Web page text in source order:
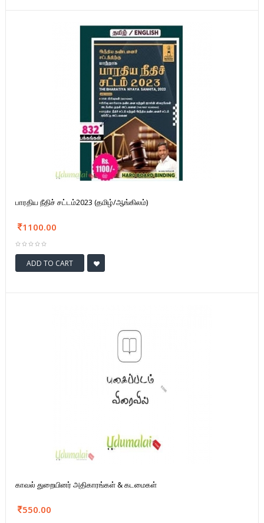
பாரதிய நீதிச் சட்டம்2023 (தமிழ்/ஆங்கிலம்)
1100.00
ADD TO CART
காவல் துறையினர் அதிகாரங்கள் & கடமைகள்
550.00